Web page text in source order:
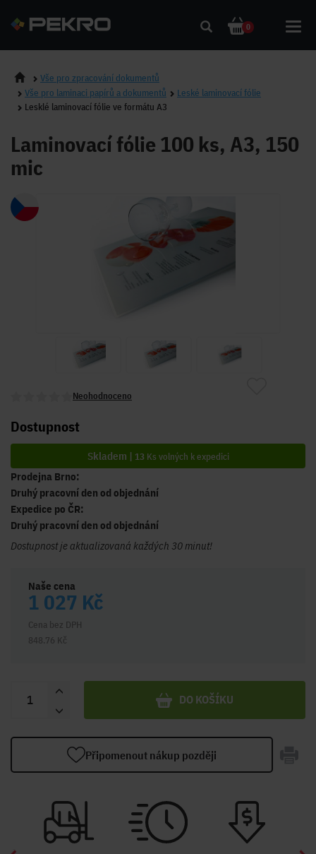
0
Vše pro zpracování dokumentů
Vše pro laminaci papírů a dokumentů
Leské laminovací fólie
Lesklé laminovací fólie ve formátu A3
Laminovací fólie 100 ks, A3, 150
mic
Neohodnoceno
Dostupnost
Skladem | 13 Ks volných k expedici
Prodejna Brno:
Druhý pracovní den od objednání
Expedice po ČR:
Druhý pracovní den od objednání
Dostupnost je aktualizovaná každých 30 minut!
Naše cena
1 027 Kč
Cena bez DPH
848.76 Kč
DO KOŠÍKU
Připomenout nákup později